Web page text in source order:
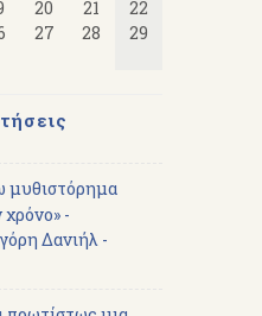
20 21
22
27 28
29
μυθιστόρημα
-
Δανιήλ -